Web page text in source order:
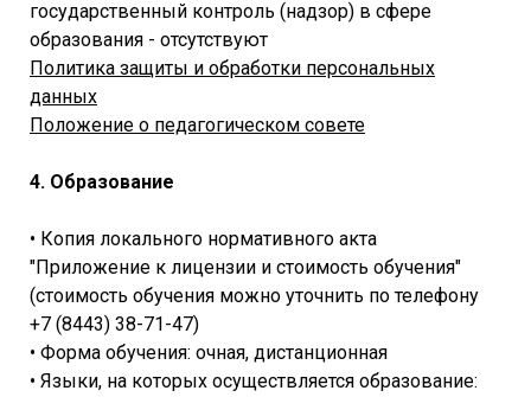
государственный контроль (надзор) в сфере
образования - отсутствуют
Политика защиты и обработки персональных
данных
Положение о педагогическом совете
4. Образование
• Копия локального нормативного акта
"Приложение к лицензии и стоимость обучения"
(стоимость обучения можно уточнить по телефону
+7 (8443) 38-71-47)
• Форма обучения: очная, дистанционная
• Языки, на которых осуществляется образование: